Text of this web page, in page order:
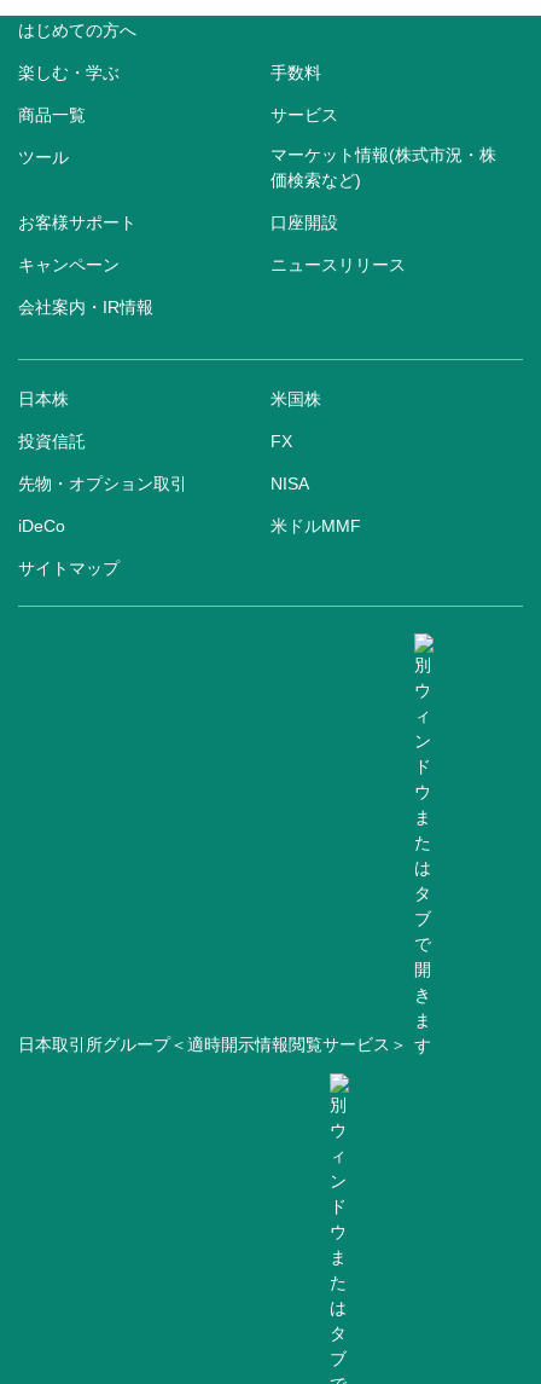
はじめての方へ
楽しむ・学ぶ 手数料
商品一覧 サービス
ツール
マーケット情報(株式市況・株
価検索など)
お客様サポート 口座開設
キャンペーン ニュースリリース
会社案内・IR情報
日本株 米国株
投資信託 FX
先物・オプション取引 NISA
iDeCo 米ドルMMF
サイトマップ
日本取引所グループ＜適時開示情報閲覧サービス＞